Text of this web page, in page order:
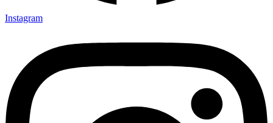
Instagram